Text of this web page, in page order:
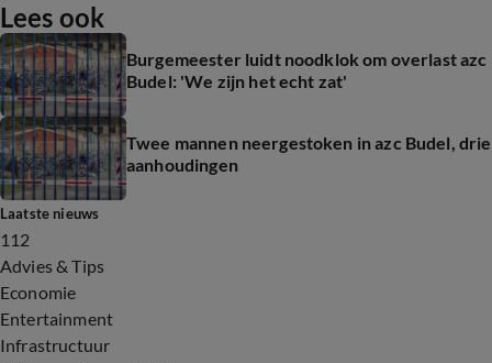
Lees ook
Burgemeester luidt noodklok om overlast azc
Budel: 'We zijn het echt zat'
Twee mannen neergestoken in azc Budel, drie
aanhoudingen
Laatste nieuws
112
Advies & Tips
Economie
Entertainment
Infrastructuur